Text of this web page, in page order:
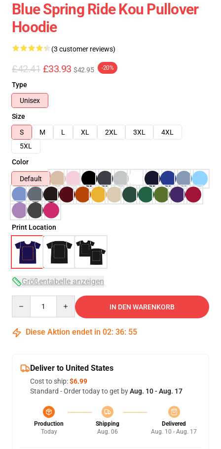
Blue Spring Ride Kou Pullover
Hoodie
(3 customer reviews)
£42.41 £33.93 $42.95 -20%
Type
Unisex
Size
S
M L XL 2XL 3XL
4XL
5XL
Color
Default
Print Location
Größentabelle anzeigen
IN DEN WARENKORB
Diese Aktion endet in 02: 36: 54
Deliver to United States
Cost to ship:$6.99
Standard - Order today to get byAug. 10 - Aug. 17
Production
Today
Shipping
Aug. 06
Delivered
Aug. 10 - Aug. 17